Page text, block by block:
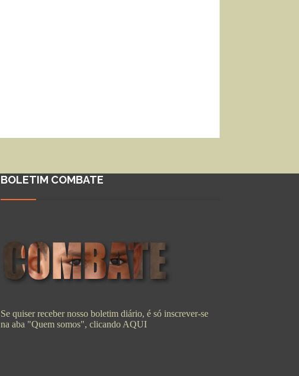
BOLETIM COMBATE
Se quiser receber nosso boletim diário, é só inscrever-se
na aba "Quem somos", clicando AQUI